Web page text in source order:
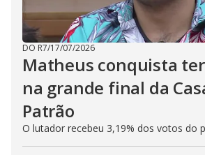
DO R7/17/07/2026
Matheus conquista
na grande final da
Patrão
O lutador recebeu 3,19% dos votos do